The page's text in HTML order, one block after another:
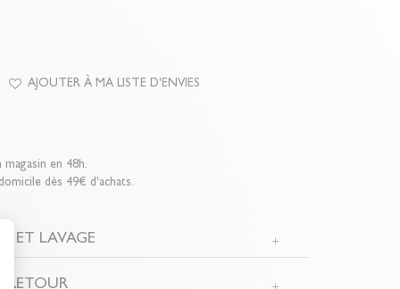
: Personnalisez vos Options
AJOUTER À MA LISTE D'ENVIES
en 48h.
dès 49€ d'achats.
ET LAVAGE
POLYETHYLENE
RETOUR